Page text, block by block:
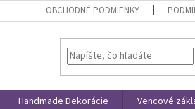
OBCHODNÉ PODMIENKY
Handmade Dekorácie Vencové